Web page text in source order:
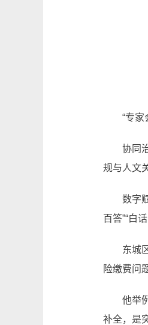
“专家会
协同治
规与人文
数字赋
百答”“白
东城区
险缴费问
他举例
补全，是